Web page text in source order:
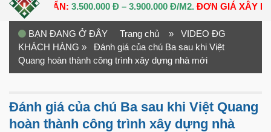
CHUẨN: 3.500.000 Đ – 3.900.000 Đ/M2.ĐƠN GIÁ XÂY DỰNG
BẠN ĐANG Ở ĐÂY Trang chủ » VIDEO ĐG
KHÁCH HÀNG » Đánh giá của chú Ba sau khi Việt
Quang hoàn thành công trình xây dựng nhà mới
Đánh giá của chú Ba sau khi Việt Quang
hoàn thành công trình xây dựng nhà